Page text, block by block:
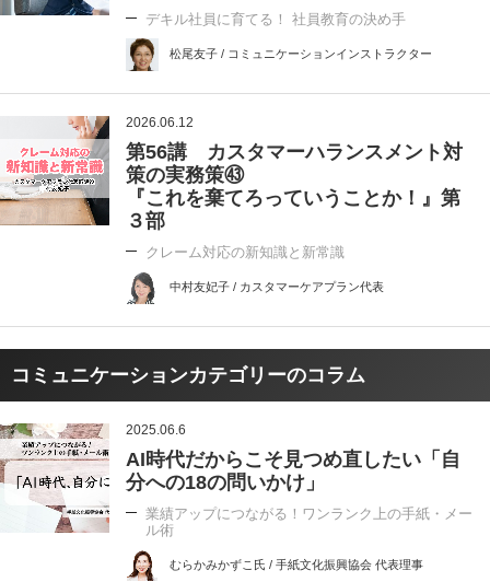
デキル社員に育てる！ 社員教育の決め手
松尾友子 / コミュニケーションインストラクター
2026.06.12
第56講 カスタマーハランスメント対
策の実務策㊸
『これを棄てろっていうことか！』第
３部
クレーム対応の新知識と新常識
中村友妃子 / カスタマーケアプラン代表
コミュニケーションカテゴリーのコラム
2025.06.6
AI時代だからこそ見つめ直したい「自
分への18の問いかけ」
業績アップにつながる！ワンランク上の手紙・メー
ル術
むらかみかずこ氏 / 手紙文化振興協会 代表理事